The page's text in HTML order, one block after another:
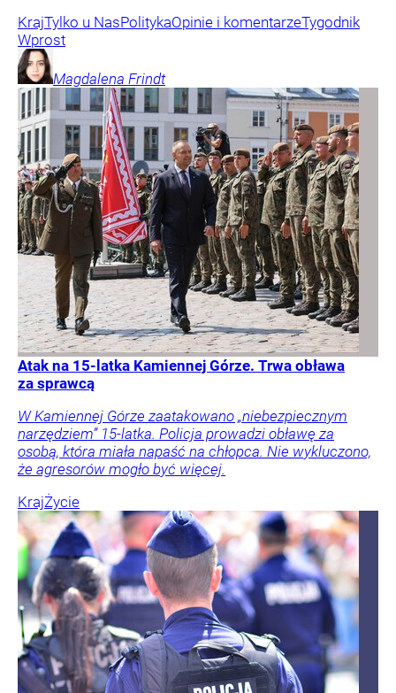
KrajTylko u NasPolitykaOpinie i komentarzeTygodnik
Wprost
Magdalena Frindt
Atak na 15-latka Kamiennej Górze. Trwa obława
za sprawcą
W Kamiennej Górze zaatakowano „niebezpiecznym
narzędziem” 15-latka. Policja prowadzi obławę za
osobą, która miała napaść na chłopca. Nie wykluczono,
że agresorów mogło być więcej.
KrajŻycie